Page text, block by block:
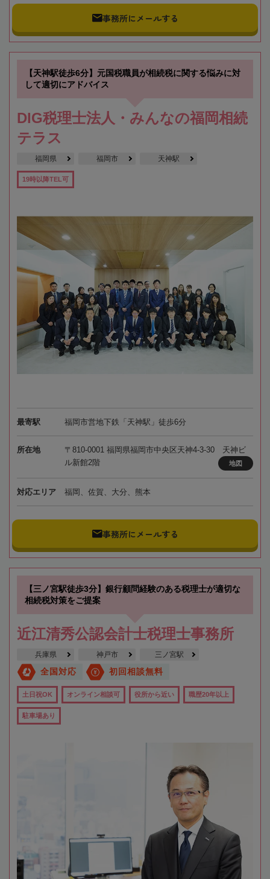
事務所にメールする
【天神駅徒歩6分】元国税職員が相続税に関する悩みに対
して適切にアドバイス
DIG税理士法人・みんなの福岡相続
テラス
福岡県 福岡市 天神駅
19時以降TEL可
最寄駅 福岡市営地下鉄「天神駅」徒歩6分
所在地
〒810-0001 福岡県福岡市中央区天神4-3-30 天神ビ
ル新館2階
地図
対応エリア 福岡、佐賀、大分、熊本
事務所にメールする
【三ノ宮駅徒歩3分】銀行顧問経験のある税理士が適切な
相続税対策をご提案
近江清秀公認会計士税理士事務所
兵庫県 神戸市 三ノ宮駅
全国対応 初回相談無料
土日祝OK オンライン相談可 役所から近い 職歴20年以上
駐車場あり